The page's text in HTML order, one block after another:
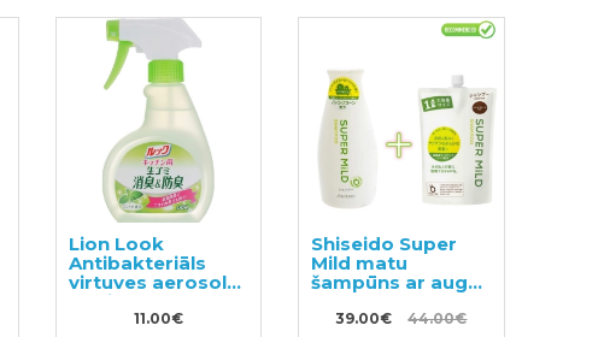
Lion Look
Antibakteriāls
virtuves aerosols
ar piparmētras
aromātu 300ml
11.00€
Shiseido Super
Mild matu
šampūns ar augu
pildviela 1000ml
39.00€ 44.00€